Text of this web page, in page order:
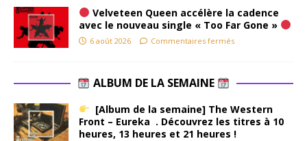
Velveteen Queen accélère la cadence
avec le nouveau single « Too Far Gone »
6 août 2026 Commentaires fermés
ALBUM DE LA SEMAINE
[Album de la semaine] The Western
Front – Eureka . Découvrez les titres à 10
heures, 13 heures et 21 heures !